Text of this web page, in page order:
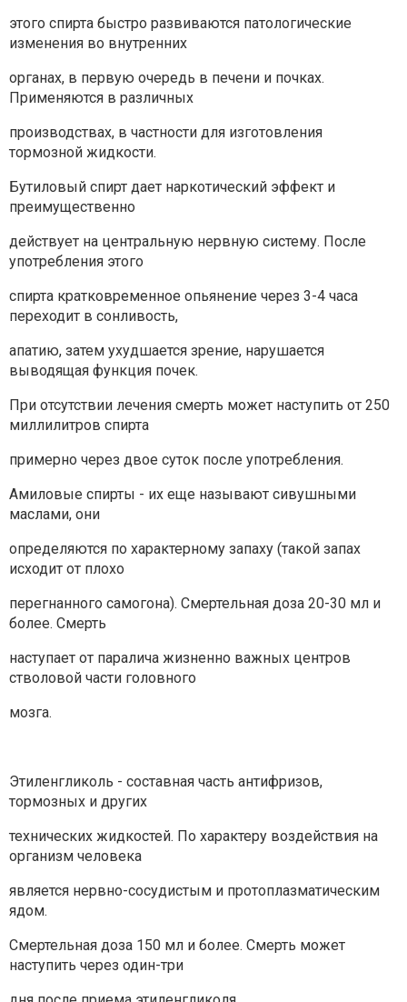
этого спирта быстро развиваются патологические
изменения во внутренних
органах, в первую очередь в печени и почках.
Применяются в различных
производствах, в частности для изготовления
тормозной жидкости.
Бутиловый спирт дает наркотический эффект и
преимущественно
действует на центральную нервную систему. После
употребления этого
спирта кратковременное опьянение через 3-4 часа
переходит в сонливость,
апатию, затем ухудшается зрение, нарушается
выводящая функция почек.
При отсутствии лечения смерть может наступить от 250
миллилитров спирта
примерно через двое суток после употребления.
Амиловые спирты - их еще называют сивушными
маслами, они
определяются по характерному запаху (такой запах
исходит от плохо
перегнанного самогона). Смертельная доза 20-30 мл и
более. Смерть
наступает от паралича жизненно важных центров
стволовой части головного
мозга.
Этиленгликоль - составная часть антифризов,
тормозных и других
технических жидкостей. По характеру воздействия на
организм человека
является нервно-сосудистым и протоплазматическим
ядом.
Смертельная доза 150 мл и более. Смерть может
наступить через один-три